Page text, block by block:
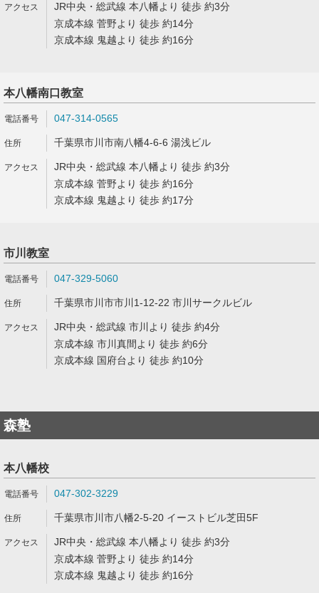
JR中央・総武線 本八幡より 徒歩 約3分
京成本線 菅野より 徒歩 約14分
京成本線 鬼越より 徒歩 約16分
本八幡南口教室
047-314-0565
千葉県市川市南八幡4-6-6 湯浅ビル
JR中央・総武線 本八幡より 徒歩 約3分
京成本線 菅野より 徒歩 約16分
京成本線 鬼越より 徒歩 約17分
市川教室
047-329-5060
千葉県市川市市川1-12-22 市川サークルビル
JR中央・総武線 市川より 徒歩 約4分
京成本線 市川真間より 徒歩 約6分
京成本線 国府台より 徒歩 約10分
森塾
本八幡校
047-302-3229
千葉県市川市八幡2-5-20 イーストビル芝田5F
JR中央・総武線 本八幡より 徒歩 約3分
京成本線 菅野より 徒歩 約14分
京成本線 鬼越より 徒歩 約16分